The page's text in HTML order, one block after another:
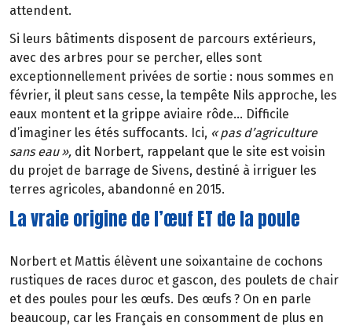
attendent.
Si leurs bâtiments disposent de parcours extérieurs,
avec des arbres pour se percher, elles sont
exceptionnellement privées de sortie : nous sommes en
février, il pleut sans cesse, la tempête Nils approche, les
eaux montent et la grippe aviaire rôde… Difficile
d’imaginer les étés suffocants. Ici, « pas d’agriculture
sans eau », dit Norbert, rappelant que le site est voisin
du projet de barrage de Sivens, destiné à irriguer les
terres agricoles, abandonné en 2015.
La vraie origine de l’œuf ET de la poule
Norbert et Mattis élèvent une soixantaine de cochons
rustiques de races duroc et gascon, des poulets de chair
et des poules pour les œufs. Des œufs ? On en parle
beaucoup, car les Français en consomment de plus en